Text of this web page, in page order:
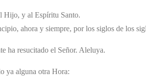
Hijo, y al Espíritu Santo.
ahora y siempre, por los siglos de los
ha resucitado el Señor. Aleluya.
ya alguna otra Hora: